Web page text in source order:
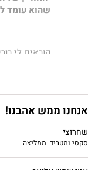
שהוא עומד
קוראים לי
מתחת
המעשה הטוב
אני בוערת
אנחנו ממש אהבנו!
שחרוצי
סקסי ומטריד. ממליצה